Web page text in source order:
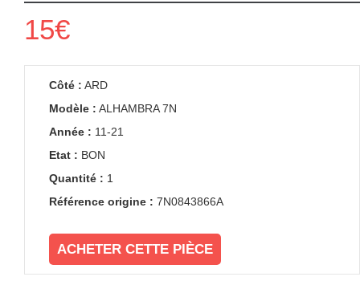
15€
Côté : ARD
Modèle : ALHAMBRA 7N
Année : 11-21
Etat : BON
Quantité : 1
Référence origine : 7N0843866A
ACHETER CETTE PIÈCE